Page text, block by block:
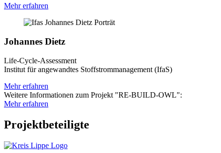
Mehr erfahren
Johannes Dietz
Life-Cycle-Assessment
Institut für angewandtes Stoffstrommanagement (IfaS)
Mehr erfahren
Weitere Informationen zum Projekt "RE-BUILD-OWL":
Mehr erfahren
Projektbeteiligte